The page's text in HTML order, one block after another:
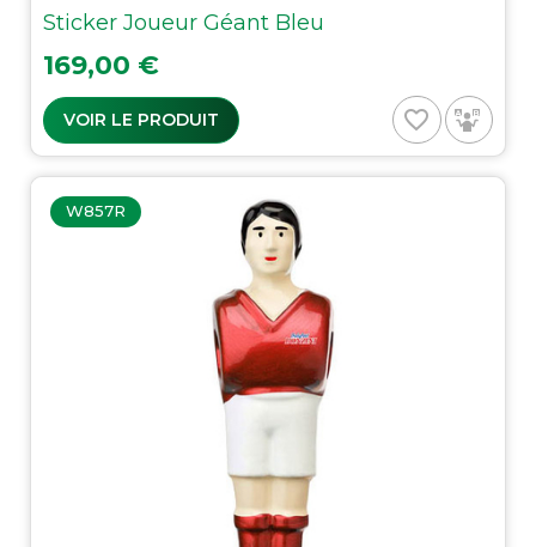
Sticker Joueur Géant Bleu
Prix
169,00 €
VOIR LE PRODUIT favorite_border
W857R